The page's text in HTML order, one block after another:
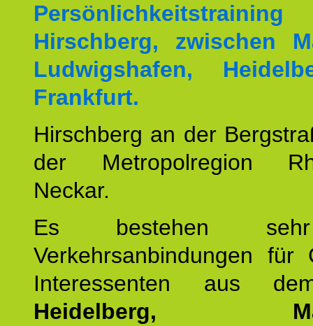
Hirschberg, zwischen
Ludwigshafen,
Frankfurt.
Hirschberg an der
der Metropolregion
Neckar.
Es bestehen
Verkehrsanbindungen für
Interessenten aus
Heidelberg,